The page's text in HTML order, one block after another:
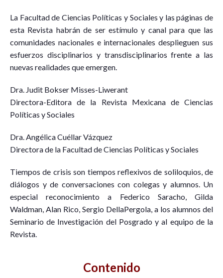
La Facultad de Ciencias Políticas y Sociales y las páginas de
esta Revista habrán de ser estímulo y canal para que las
comunidades nacionales e internacionales desplieguen sus
esfuerzos disciplinarios y transdisciplinarios frente a las
nuevas realidades que emergen.
Dra. Judit Bokser Misses-Liwerant
Directora-Editora de la Revista Mexicana de Ciencias
Políticas y Sociales
Dra. Angélica Cuéllar Vázquez
Directora de la Facultad de Ciencias Políticas y Sociales
Tiempos de crisis son tiempos reflexivos de soliloquios, de
diálogos y de conversaciones con colegas y alumnos. Un
especial reconocimiento a Federico Saracho, Gilda
Waldman, Alan Rico, Sergio DellaPergola, a los alumnos del
Seminario de Investigación del Posgrado y al equipo de la
Revista.
Contenido